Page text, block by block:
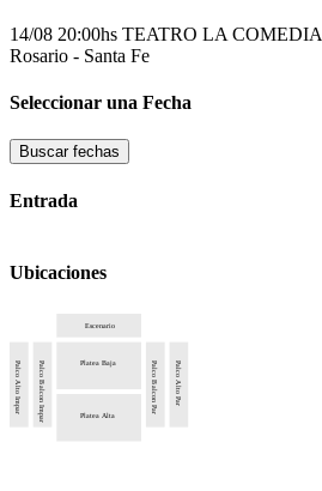
14/08 20:00hs TEATRO LA COMEDIA
Rosario - Santa Fe
Seleccionar una Fecha
Buscar fechas
Entrada
Ubicaciones
Escenario
Palco Alto Impar Palco Balcon Impar Platea Baja Palco Balcon Par Palco Alto Par
Platea Alta